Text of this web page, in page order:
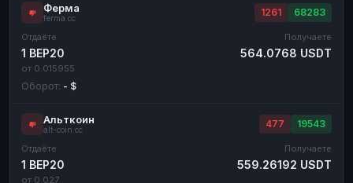
Ферма
ferma.cc
1261 68283
Отдаёте
1 BEP20
от 0.015955
Получаете
564.0768 USDT
Оборот: - $
Альткоин
alt-coin.cc
477 19543
Отдаёте
1 BEP20
от 0.027
Получаете
559.26192 USDT